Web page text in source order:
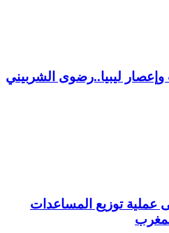
ليبيا..رضوى الشربيني
توزيع المساعدات